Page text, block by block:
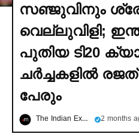
സഞ്ജുവിനും
വെല്ലുവിളി;
പുതിയ ടി20
ചര്‍ച്ചകളില്‍ രജത്
പേരും
The Indian Express മലയാളം 2 months